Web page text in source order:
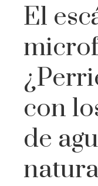
El
con
de